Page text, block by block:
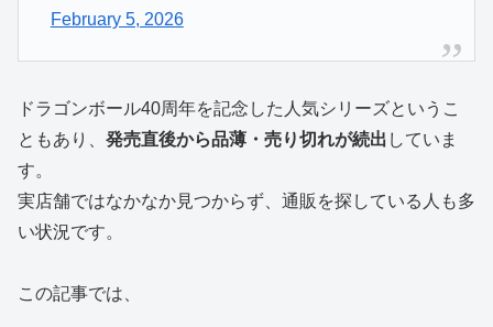
February 5, 2026
ドラゴンボール40周年を記念した人気シリーズというこ
ともあり、 発売直後から品薄・売り切れが続出 していま
す。
実店舗ではなかなか見つからず、通販を探している人も多
い状況です。
この記事では、